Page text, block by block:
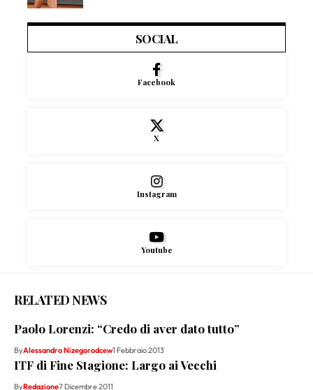
SOCIAL
Facebook
X
Instagram
Youtube
RELATED NEWS
Paolo Lorenzi: “Credo di aver dato tutto”
ByAlessandro Nizegorodcew1 Febbraio 2013
ITF di Fine Stagione: Largo ai Vecchi
ByRedazione7 Dicembre 2011